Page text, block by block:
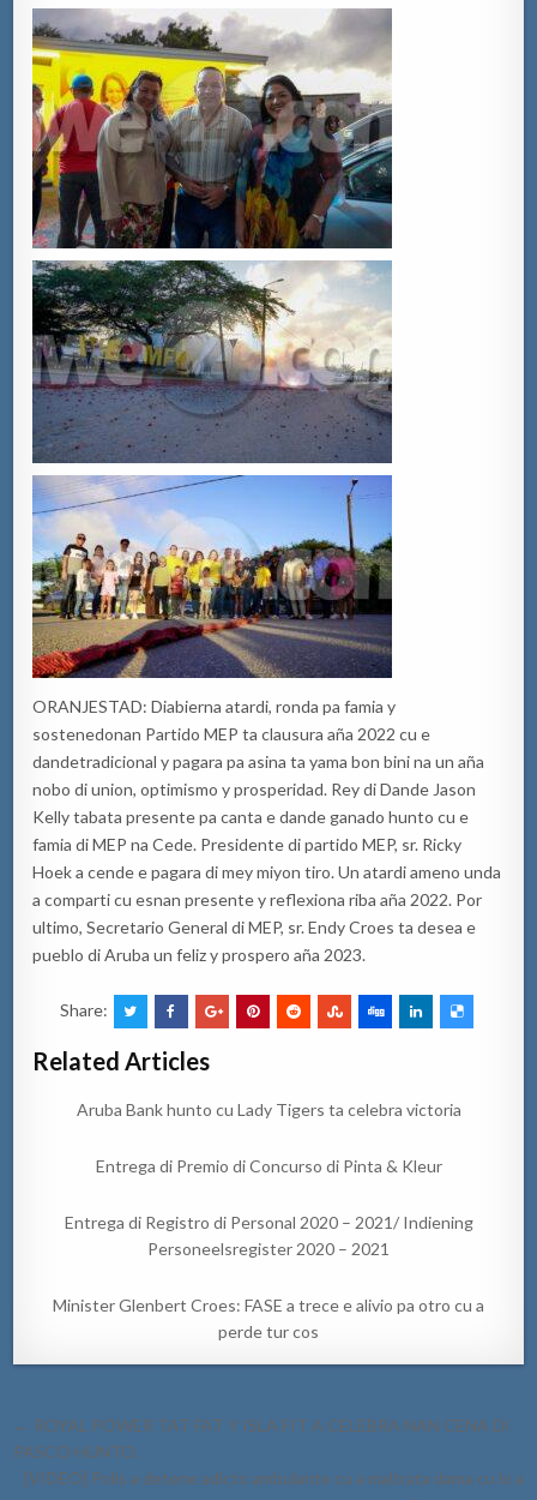
ORANJESTAD:Diabierna atardi, ronda pafamia y
sostenedonan Partido MEP taclausura aña 2022 cu e
dandetradicional ypagara paasina ta yama bonbinina unaña
nobo di union,optimismo yprosperidad. Rey diDandeJason
Kellytabata presente pacanta edande ganado hunto cu e
famia di MEPna Cede. Presidentedipartido MEP, sr. Ricky
Hoek acendeepagara dimeymiyon tiro.Unatardiameno unda
acomparticuesnan presente yreflexiona riba aña 2022. Por
ultimo,Secretario General di MEP, sr. Endy Croes tadesea e
pueblo di Aruba un feliz yprospero aña 2023.
Share:
Related Articles
Aruba Bank hunto cu Lady Tigers ta celebra victoria
Entrega di Premio di Concurso di Pinta & Kleur
Entrega di Registro di Personal 2020 – 2021/ Indiening
Personeelsregister 2020 – 2021
Minister Glenbert Croes: FASE a trece e alivio pa otro cu a
perde tur cos
Post
navigation
← ROYAL POWER TAT FAT Y ISLA FIT A CELEBRA NAN CENA DI
PASCO HUNTO.
[VIDEO] Polis a detene adicto ambulante cu a maltrata dama cu lo a